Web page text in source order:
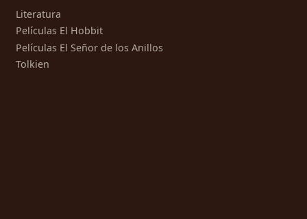
Literatura
Películas El Hobbit
Películas El Señor de los Anillos
Tolkien